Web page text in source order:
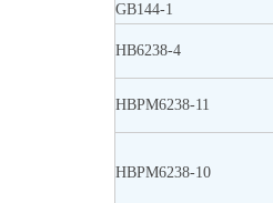
GB144-1
HB6238-4
HBPM6238-11
HBPM6238-10